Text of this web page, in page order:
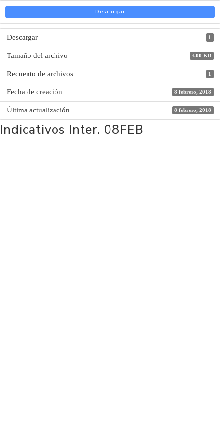
Descargar
Descargar 1
Tamaño del archivo 4.00 KB
Recuento de archivos 1
Fecha de creación 8 febrero, 2018
Última actualización 8 febrero, 2018
Indicativos Inter. 08FEB